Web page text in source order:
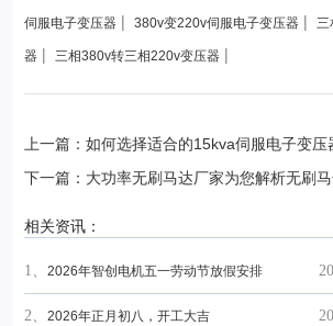
伺服电子变压器 | 380v变220v伺服电子变压器 | 三
器 | 三相380v转三相220v变压器 |
上一篇：如何选择适合的15kva伺服电子变压
下一篇：大功率无刷马达厂家为您解析无刷
相关资讯：
1、 2026年智创电机五一劳动节放假安排
2、 2026年正月初八，开工大吉